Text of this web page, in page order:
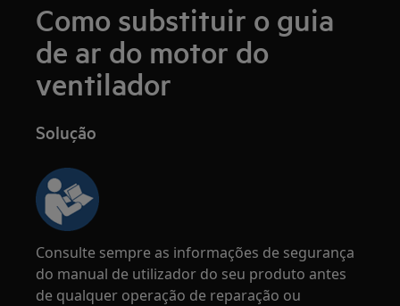
Como substituir o guia
de ar do motor do
ventilador
Solução
Consulte sempre as informações de segurança
do manual de utilizador do seu produto antes
de qualquer operação de reparação ou